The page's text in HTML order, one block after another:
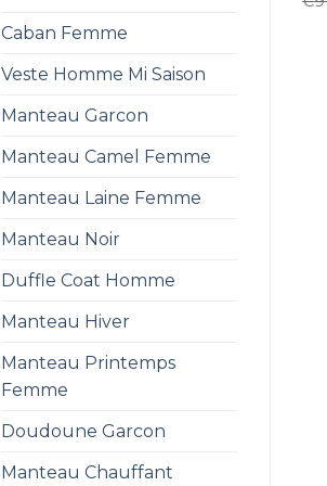
Caban Femme
Veste Homme Mi Saison
Manteau Garcon
Manteau Camel Femme
Manteau Laine Femme
Manteau Noir
Duffle Coat Homme
Manteau Hiver
Manteau Printemps
Femme
Doudoune Garcon
Manteau Chauffant